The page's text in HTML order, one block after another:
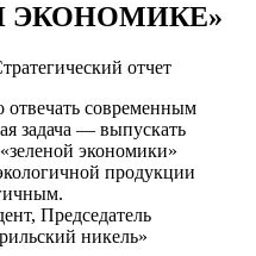
ЭКОНОМИКЕ»
отчет
современным
задача — выпускать
экономики»
продукции
Председатель
никель»